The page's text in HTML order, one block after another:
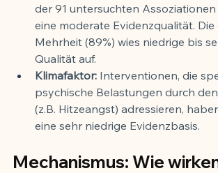
der 91 untersuchten Assoziationen
eine moderate Evidenzqualität. Die
Mehrheit (89%) wies niedrige bis
Qualität auf.
Klimafaktor: Interventionen, die
psychische Belastungen durch
(z.B. Hitzeangst) adressieren,
eine sehr niedrige Evidenzbasis.
Mechanismus: Wie